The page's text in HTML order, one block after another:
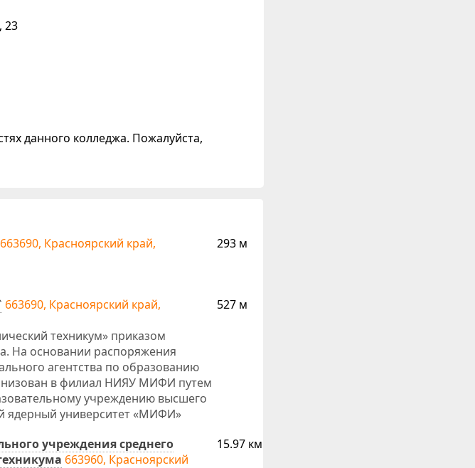
23
данного колледжа. Пожалуйста,
663690, Красноярский край,
293 м
663690, Красноярский край,
техникум» приказом
На основании распоряжения
агентства по образованию
в филиал НИЯУ МИФИ путем
учреждению высшего
ядерный университет «МИФИ»
527 м
учреждения среднего
663960, Красноярский
15.97 км